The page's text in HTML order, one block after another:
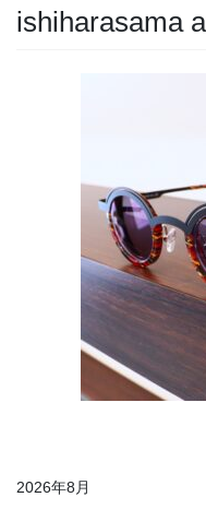
ishiharasama
2026年8月